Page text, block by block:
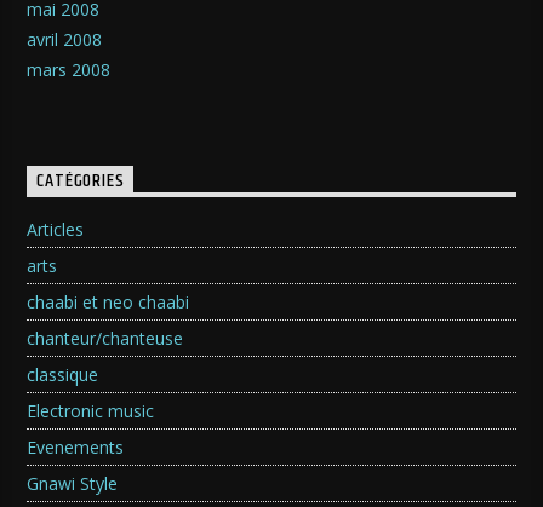
mai 2008
avril 2008
mars 2008
CATÉGORIES
Articles
arts
chaabi et neo chaabi
chanteur/chanteuse
classique
Electronic music
Evenements
Gnawi Style